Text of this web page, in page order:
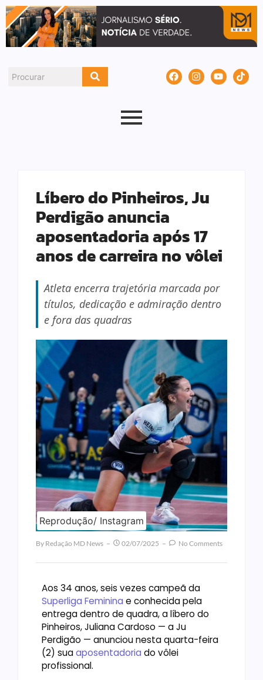
Líbero do Pinheiros, Ju
Perdigão anuncia
aposentadoria após 17
anos de carreira no vôlei
Atleta encerra trajetória marcada por
títulos, dedicação e admiração dentro
e fora das quadras
Reprodução/ Instagram
By Redação MD News 02/07/2025 No Comments
Aos 34 anos, seis vezes campeã da
Superliga Feminina e conhecida pela
entrega dentro de quadra, a líbero do
Pinheiros, Juliana Cardoso — a Ju
Perdigão — anunciou nesta quarta-feira
(2) suaaposentadoria do vôlei
profissional.